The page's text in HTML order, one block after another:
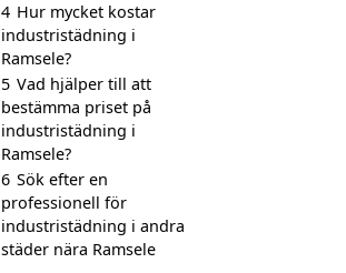
4 Hur mycket kostar
industristädning i
Ramsele?
5 Vad hjälper till att
bestämma priset på
industristädning i
Ramsele?
6 Sök efter en
professionell för
industristädning i andra
städer nära Ramsele